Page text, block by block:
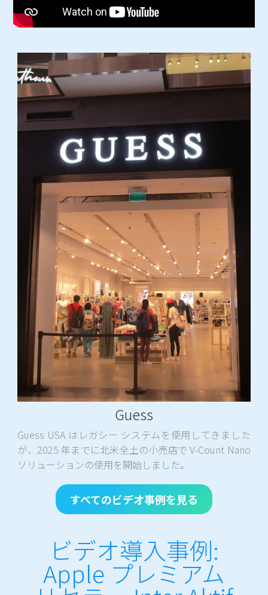
Guess
Guess USA はレガシー システムを使用してきました
が、2025 年までに北米全土の小売店で V-Count Nano
ソリューションの使用を開始しました。
すべてのビデオ事例を見る
ビデオ導入事例:
Apple プレミアム